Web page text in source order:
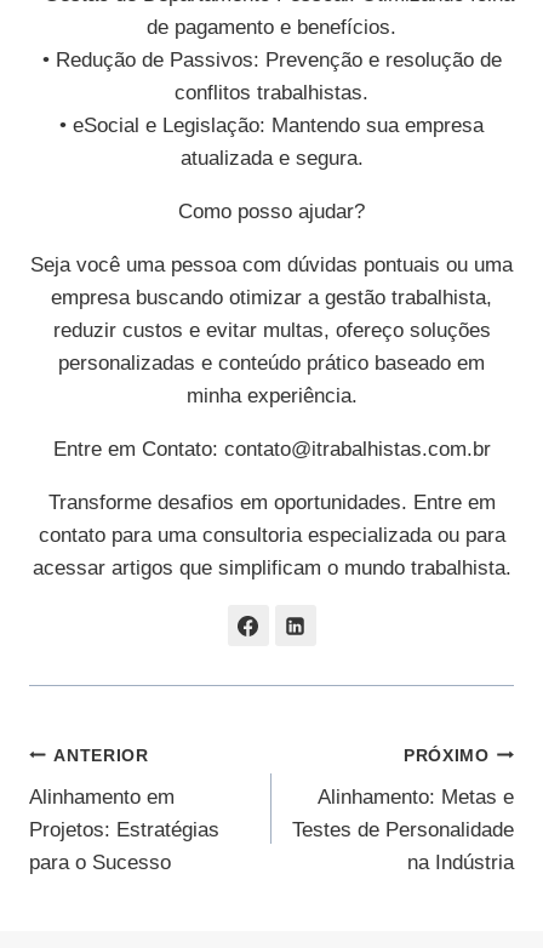
de pagamento e benefícios.
• Redução de Passivos: Prevenção e resolução de
conflitos trabalhistas.
• eSocial e Legislação: Mantendo sua empresa
atualizada e segura.
Como posso ajudar?
Seja você uma pessoa com dúvidas pontuais ou uma
empresa buscando otimizar a gestão trabalhista,
reduzir custos e evitar multas, ofereço soluções
personalizadas e conteúdo prático baseado em
minha experiência.
Entre em Contato: contato@itrabalhistas.com.br
Transforme desafios em oportunidades. Entre em
contato para uma consultoria especializada ou para
acessar artigos que simplificam o mundo trabalhista.
Navegação
De
Post
ANTERIOR
Alinhamento em
Projetos: Estratégias
para o Sucesso
PRÓXIMO
Alinhamento: Metas e
Testes de Personalidade
na Indústria